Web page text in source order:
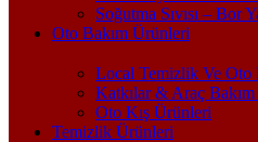
Soğutma Sıvısı – Bor
Oto Bakım Ürünleri
Local Temizlik Ve Oto
Katkılar & Araç
Oto Kış Ürünleri
Temizlik Ürünleri